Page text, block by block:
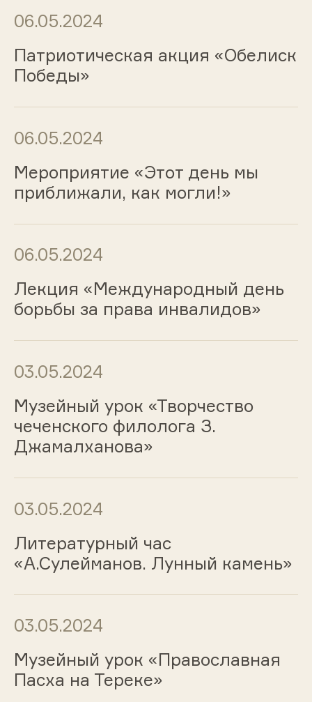
06.05.2024
Патриотическая акция «Обелиск
Победы»
06.05.2024
Мероприятие «Этот день мы
приближали, как могли!»
06.05.2024
Лекция «Международный день
борьбы за права инвалидов»
03.05.2024
Музейный урок «Творчество
чеченского филолога З.
Джамалханова»
03.05.2024
Литературный час
«А.Сулейманов. Лунный камень»
03.05.2024
Музейный урок «Православная
Пасха на Тереке»